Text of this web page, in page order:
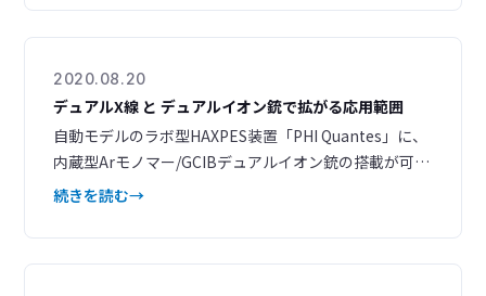
でなく、埋もれた界面の分析から界面の検出まで、新た
な応用が期待できます。 最新の技術資料として、2023
した。
2020.08.20
デュアルX線 と デュアルイオン銃で拡がる応用範囲
自動モデルのラボ型HAXPES装置「PHI Quantes」に、
内蔵型Arモノマー/GCIBデュアルイオン銃の搭載が可能
に。 軟X線と硬X線のデュアルX線源とArモノマーとAr
とで、多彩なアプリケーションに対応いたします。 関
連資料ダウンロード 内蔵型Arモノマー/GCIBデュアル
続きを読む